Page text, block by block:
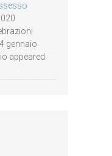
gennaio
appeared